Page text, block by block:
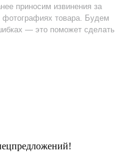
приносим извинения за
фотографиях товара. Будем
— это поможет сделать